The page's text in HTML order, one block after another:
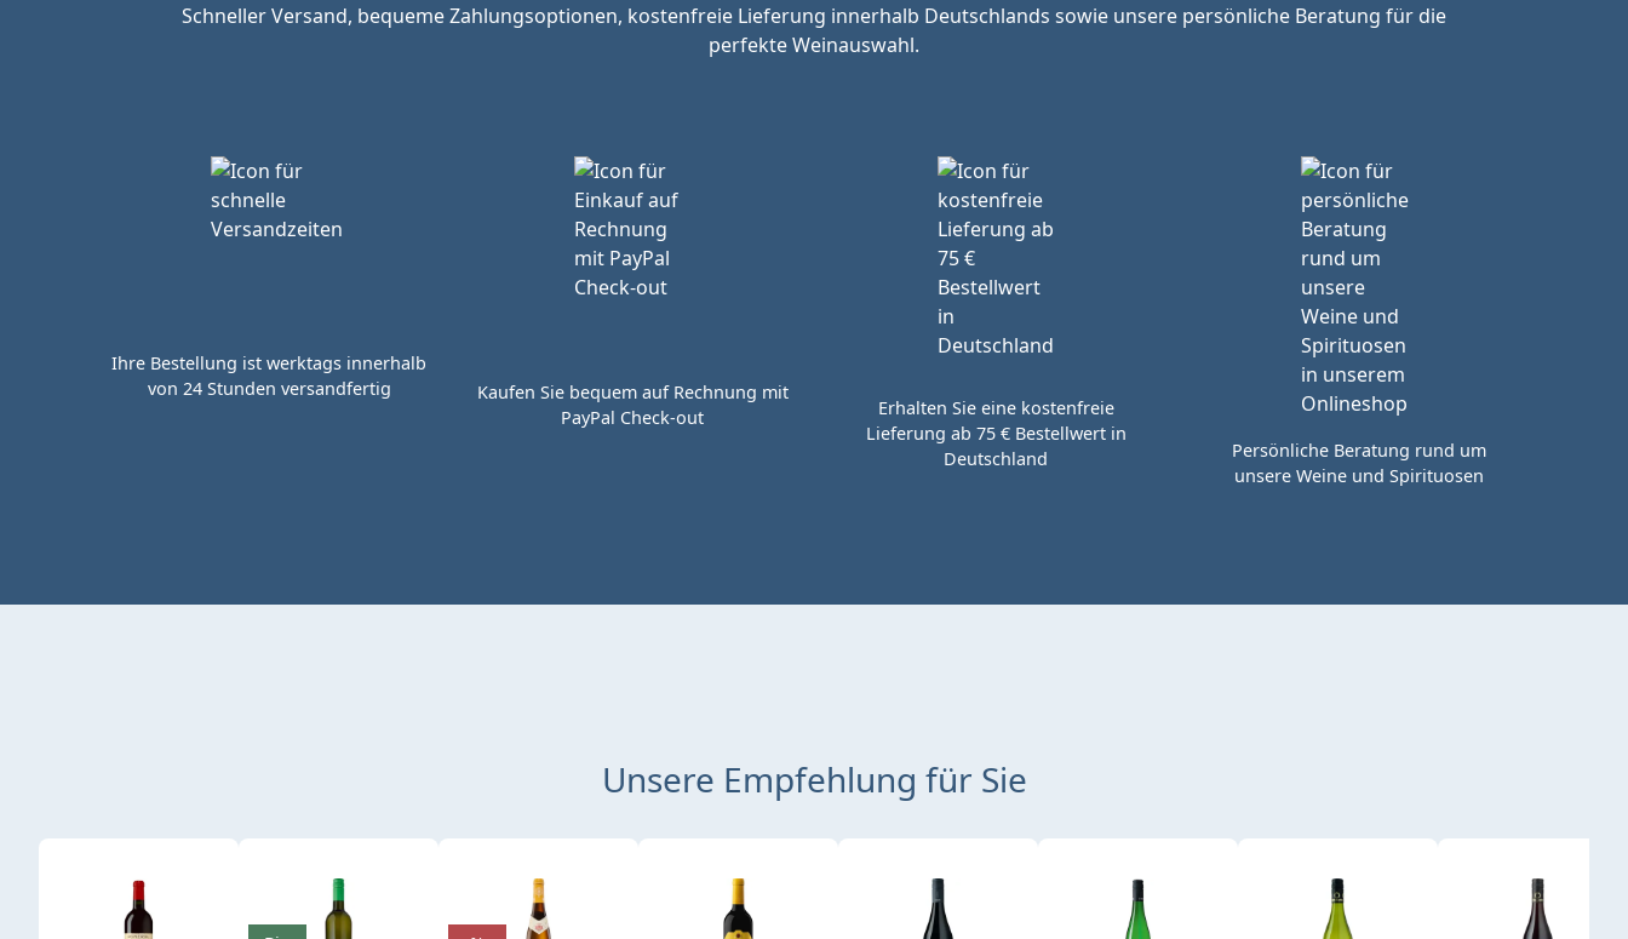
Schneller Versand, bequeme Zahlungsoptionen, kostenfreie Lieferung innerhalb Deutschlands sowie unsere persönliche Beratung für die
perfekte Weinauswahl.
Ihre Bestellung ist werktags innerhalb
von 24 Stunden versandfertig
Kaufen Sie bequem auf Rechnung mit
PayPal Check-out
Erhalten Sie eine kostenfreie
Lieferung ab 75 € Bestellwert in
Deutschland
Persönliche Beratung rund um
unsere Weine und Spirituosen
Unsere Empfehlung für Sie
Produktgalerie überspringen